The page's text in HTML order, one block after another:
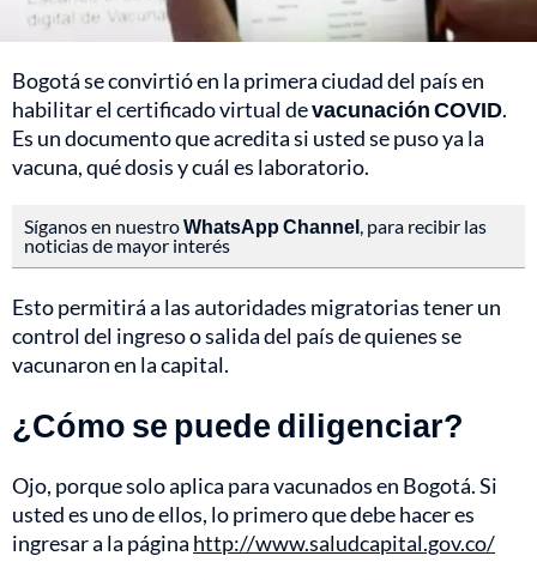
Bogotá se convirtió en la primera ciudad del país en
habilitar el certificado virtual devacunación COVID.
Es un documento que acredita si usted se puso ya la
vacuna, qué dosis y cuál es laboratorio.
Síganos en nuestroWhatsApp Channel , para recibir las
noticias de mayor interés
Esto permitirá a las autoridades migratorias tener un
control del ingreso o salida del país de quienes se
vacunaron en la capital.
¿Cómo se puede diligenciar?
Ojo, porque solo aplica para vacunados en Bogotá. Si
usted es uno de ellos, lo primero que debe hacer es
ingresar a la página http://www.saludcapital.gov.co/